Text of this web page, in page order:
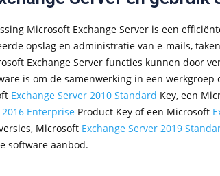
Microsoft Exchange Server is een
opslag en administratie van e-mails,
Exchange Server functies kunnen door
is om de samenwerking in een
Exchange Server 2010 Standard Key, een
2016 Enterprise Product Key of een Microsoft
Microsoft Exchange Server 2019
software aanbod.